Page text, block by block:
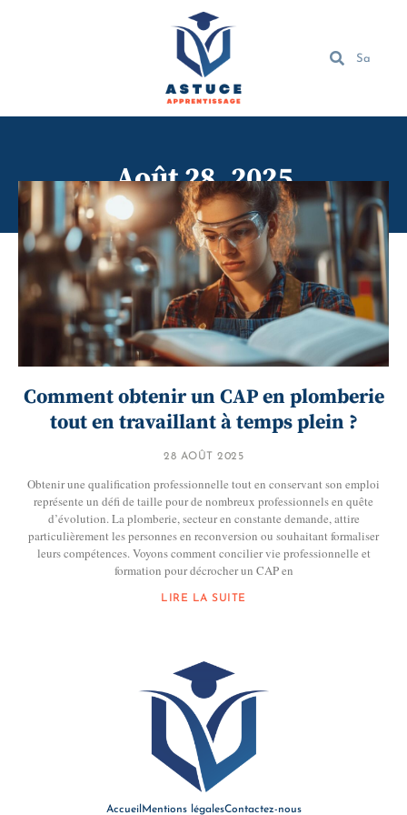
Août 28, 2025
Comment obtenir un CAP en plomberie
tout en travaillant à temps plein ?
28 AOÛT 2025
Obtenir une qualification professionnelle tout en conservant son emploi
représente un défi de taille pour de nombreux professionnels en quête
d’évolution. La plomberie, secteur en constante demande, attire
particulièrement les personnes en reconversion ou souhaitant formaliser
leurs compétences. Voyons comment concilier vie professionnelle et
formation pour décrocher un CAP en
LIRE LA SUITE
Accueil Mentions légalesContactez-nous